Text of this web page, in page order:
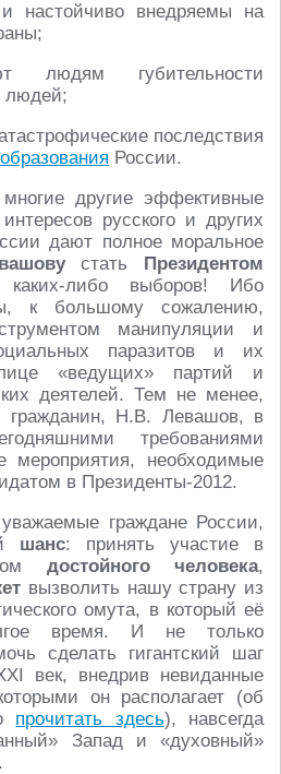
настойчиво внедряемы на
людям губительности
людей;
последствия
России.
другие эффективные
русского и других
дают полное моральное
стать Президентом
либо выборов! Ибо
к большому сожалению,
манипуляции и
паразитов и их
«ведущих» партий и
деятелей. Тем не менее,
гражданин, Н.В. Левашов, в
требованиями
мероприятия, необходимые
в Президенты-2012.
граждане России,
шанс: принять участие в
достойного человека,
вызволить нашу страну из
омута, в который её
время. И не только
сделать гигантский шаг
век, внедрив невиданные
он располагает (об
прочитать здесь), навсегда
Запад и «духовный»